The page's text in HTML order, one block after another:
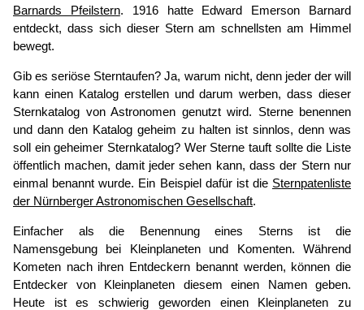
Barnards Pfeilstern. 1916 hatte Edward Emerson Barnard
entdeckt, dass sich dieser Stern am schnellsten am Himmel
bewegt.
Gib es seriöse Sterntaufen? Ja, warum nicht, denn jeder der will
kann einen Katalog erstellen und darum werben, dass dieser
Sternkatalog von Astronomen genutzt wird. Sterne benennen
und dann den Katalog geheim zu halten ist sinnlos, denn was
soll ein geheimer Sternkatalog? Wer Sterne tauft sollte die Liste
öffentlich machen, damit jeder sehen kann, dass der Stern nur
einmal benannt wurde. Ein Beispiel dafür ist die Sternpatenliste
der Nürnberger Astronomischen Gesellschaft.
Einfacher als die Benennung eines Sterns ist die
Namensgebung bei Kleinplaneten und Komenten. Während
Kometen nach ihren Entdeckern benannt werden, können die
Entdecker von Kleinplaneten diesem einen Namen geben.
Heute ist es schwierig geworden einen Kleinplaneten zu